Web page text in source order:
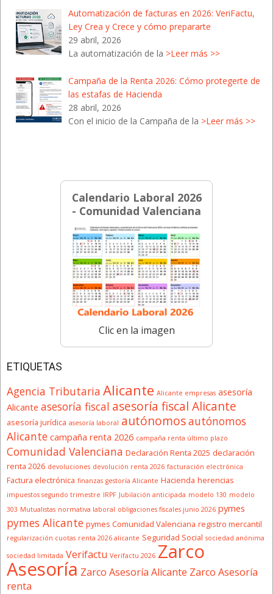
Automatización de facturas en 2026: VeriFactu,
Ley Crea y Crece y cómo prepararte
29 abril, 2026
La automatización de la >Leer más >>
Campaña de la Renta 2026: Cómo protegerte de
las estafas de Hacienda
28 abril, 2026
Con el inicio de la Campaña de la >Leer más >>
Calendario Laboral 2026
- Comunidad Valenciana
Clic en la imagen
ETIQUETAS
Agencia Tributaria Alicante Alicante empresas asesoría
Alicante asesoría fiscal asesoría fiscal Alicante
asesoría jurídica asesoría laboral autónomosautónomos
Alicante campaña renta 2026 campaña renta último plazo
Comunidad Valenciana Declaración Renta 2025 declaración
renta 2026 devoluciones devolución renta 2026 facturación electrónica
Factura electrónica finanzas gestoría Alicante Hacienda herencias
impuestos segundo trimestre IRPF Jubilación anticipada modelo 130 modelo
303 Mutualistas normativa laboral obligaciones fiscales junio 2026 pymes
pymes Alicante pymes Comunidad Valenciana registro mercantil
regularización cuotas renta 2026 alicante Seguridad Social sociedad anónima
sociedad limitada Verifactu Verifactu 2026 Zarco
Asesoría Zarco Asesoría Alicante Zarco Asesoría
renta